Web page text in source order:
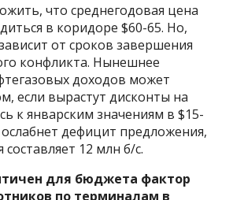
что среднегодовая цена
в коридоре $60-65. Но,
от сроков завершения
конфликта. Нынешнее
доходов может
если вырастут дисконты на
к январским значениям в $15-
дефицит предложения,
12 млн б/с.
для бюджета фактор
по терминалам в